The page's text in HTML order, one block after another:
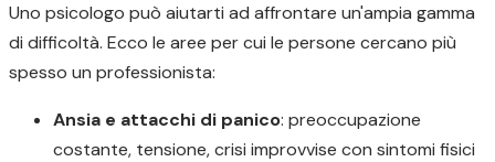
Uno psicologo può aiutarti ad affrontare un'ampia gamma
di difficoltà. Ecco le aree per cui le persone cercano più
spesso un professionista:
Ansia e attacchi di panico: preoccupazione
costante, tensione, crisi improvvise con sintomi fisici